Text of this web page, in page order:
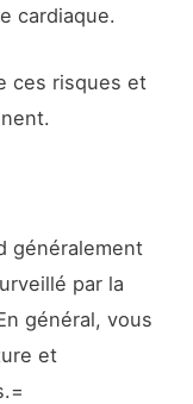
cardiaque.
ces risques et
généralement
par la
général, vous
et